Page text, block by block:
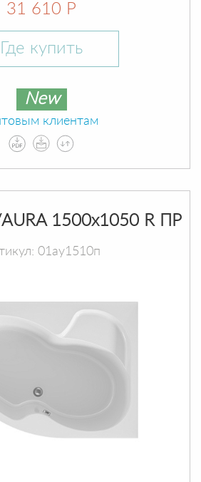
31 610 Р
Где купить
New
клиентам
1500х1050 R ПР
01ау1510п